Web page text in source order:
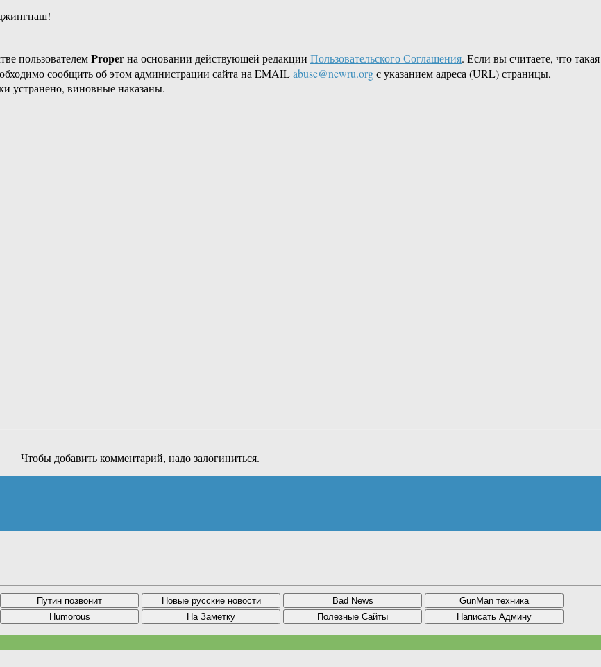
пользователемProperна основании действующей редакции Пользовательского Соглашения. Если вы считаете, что такая
сообщить об этом администрации сайта на EMAILabuse@newru.orgс указанием адреса (URL) страницы,
устранено, виновные наказаны.
Чтобы добавить комментарий, надо залогиниться.